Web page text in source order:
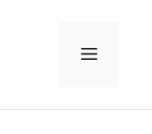
Меню